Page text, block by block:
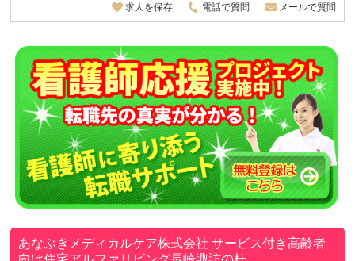
求人を保存 電話で質問 メールで質問
あなぶきメディカルケア株式会社サービス付き高齢者